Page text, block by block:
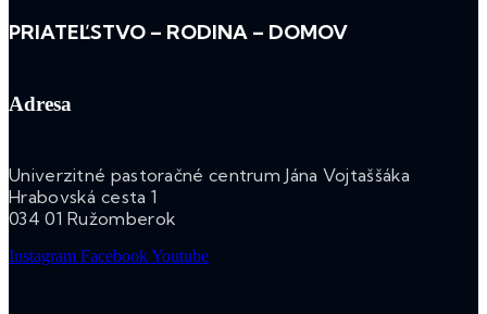
PRIATEĽSTVO – RODINA – DOMOV
Adresa
Univerzitné pastoračné centrum Jána Vojtaššáka
Hrabovská cesta 1
034 01 Ružomberok
Instagram FacebookYoutube